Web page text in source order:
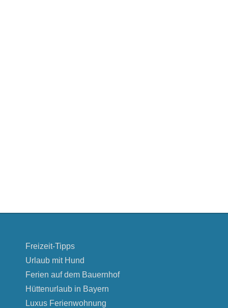
Freizeit-Tipps
Urlaub mit Hund
Ferien auf dem Bauernhof
Hüttenurlaub in Bayern
Luxus Ferienwohnung